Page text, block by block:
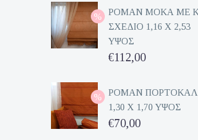
was:
€162,00.
τρέχουσα
τιμή
είναι:
€81,00.
ΡΟΜΑΝ ΜΟΚΑ ΜΕ
ΣΧΕΔΙΟ 1,16 Χ 2,53
ΥΨΟΣ
Original
was:
€224,00.
€112,00
τρέχουσα
τιμή
είναι:
ΡΟΜΑΝ
1,30 Χ 1,70 ΥΨΟΣ
Original
€70,00